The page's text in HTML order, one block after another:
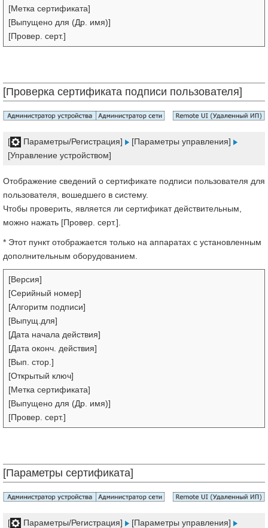
[Метка сертификата]
[Выпущено для (Др. имя)]
[Провер. серт.]
[Проверка сертификата подписи пользователя]
[ Параметры/Регистрация]
[Параметры управления]
[Управление устройством]
Отображение сведений о сертификате подписи пользователя для
пользователя, вошедшего в систему.
Чтобы проверить, является ли сертификат действительным,
можно нажать [Провер. серт.].
* Этот пункт отображается только на аппаратах с установленным
дополнительным оборудованием.
[Версия]
[Серийный номер]
[Алгоритм подписи]
[Выпущ.для]
[Дата начала действия]
[Дата оконч. действия]
[Вып. стор.]
[Открытый ключ]
[Метка сертификата]
[Выпущено для (Др. имя)]
[Провер. серт.]
[Параметры сертификата]
[ Параметры/Регистрация]
[Параметры управления]